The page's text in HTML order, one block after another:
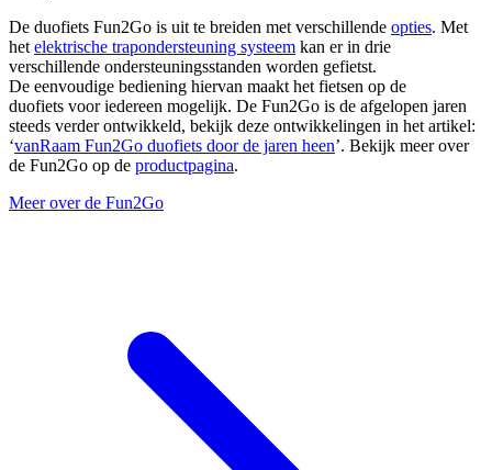
De duofiets Fun2Go is uit te breiden met verschillende opties. Met
het elektrische trapondersteuning systeem kan er in drie
verschillende ondersteuningsstanden worden gefietst.
De eenvoudige bediening hiervan maakt het fietsen op de
duofiets voor iedereen mogelijk. De Fun2Go is de afgelopen jaren
steeds verder ontwikkeld, bekijk deze ontwikkelingen in het artikel:
‘vanRaam Fun2Go duofiets door de jaren heen’. Bekijk meer over
de Fun2Go op de productpagina.
Meer over de Fun2Go